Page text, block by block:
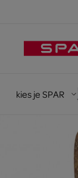
kies je SPAR